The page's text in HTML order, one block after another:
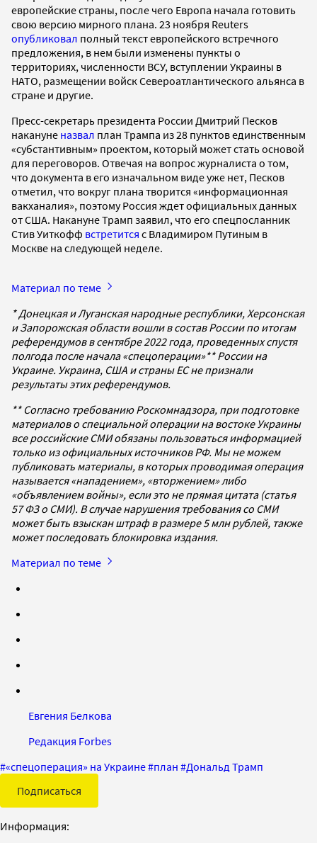
европейские страны, после чего Европа начала готовить
свою версию мирного плана. 23 ноября Reuters
опубликовал полный текст европейского встречного
предложения, в нем были изменены пункты о
территориях, численности ВСУ, вступлении Украины в
НАТО, размещении войск Североатлантического альянса в
стране и другие.
Пресс-секретарь президента России Дмитрий Песков
накануне назвал план Трампа из 28 пунктов единственным
«субстантивным» проектом, который может стать основой
для переговоров. Отвечая на вопрос журналиста о том,
что документа в его изначальном виде уже нет, Песков
отметил, что вокруг плана творится «информационная
вакханалия», поэтому Россия ждет официальных данных
от США. Накануне Трамп заявил, что его спецпосланник
Стив Уиткофф встретится с Владимиром Путиным в
Москве на следующей неделе.
Материал по теме
* Донецкая и Луганская народные республики, Херсонская
и Запорожская области вошли в состав России по итогам
референдумов в сентябре 2022 года, проведенных спустя
полгода после начала «спецоперации»** России на
Украине. Украина, США и страны ЕС не признали
результаты этих референдумов.
** Согласно требованию Роскомнадзора, при подготовке
материалов о специальной операции на востоке Украины
все российские СМИ обязаны пользоваться информацией
только из официальных источников РФ. Мы не можем
публиковать материалы, в которых проводимая операция
называется «нападением», «вторжением» либо
«объявлением войны», если это не прямая цитата (статья
57 ФЗ о СМИ). В случае нарушения требования со СМИ
может быть взыскан штраф в размере 5 млн рублей, также
может последовать блокировка издания.
Материал по теме
Евгения Белкова
Редакция Forbes
#«спецоперация» на Украине#план #Дональд Трамп
Подписаться
Информация: